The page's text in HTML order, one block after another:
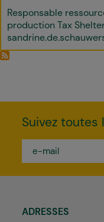
Responsable
production Tax
Suivez toutes
mail
ADRESSES